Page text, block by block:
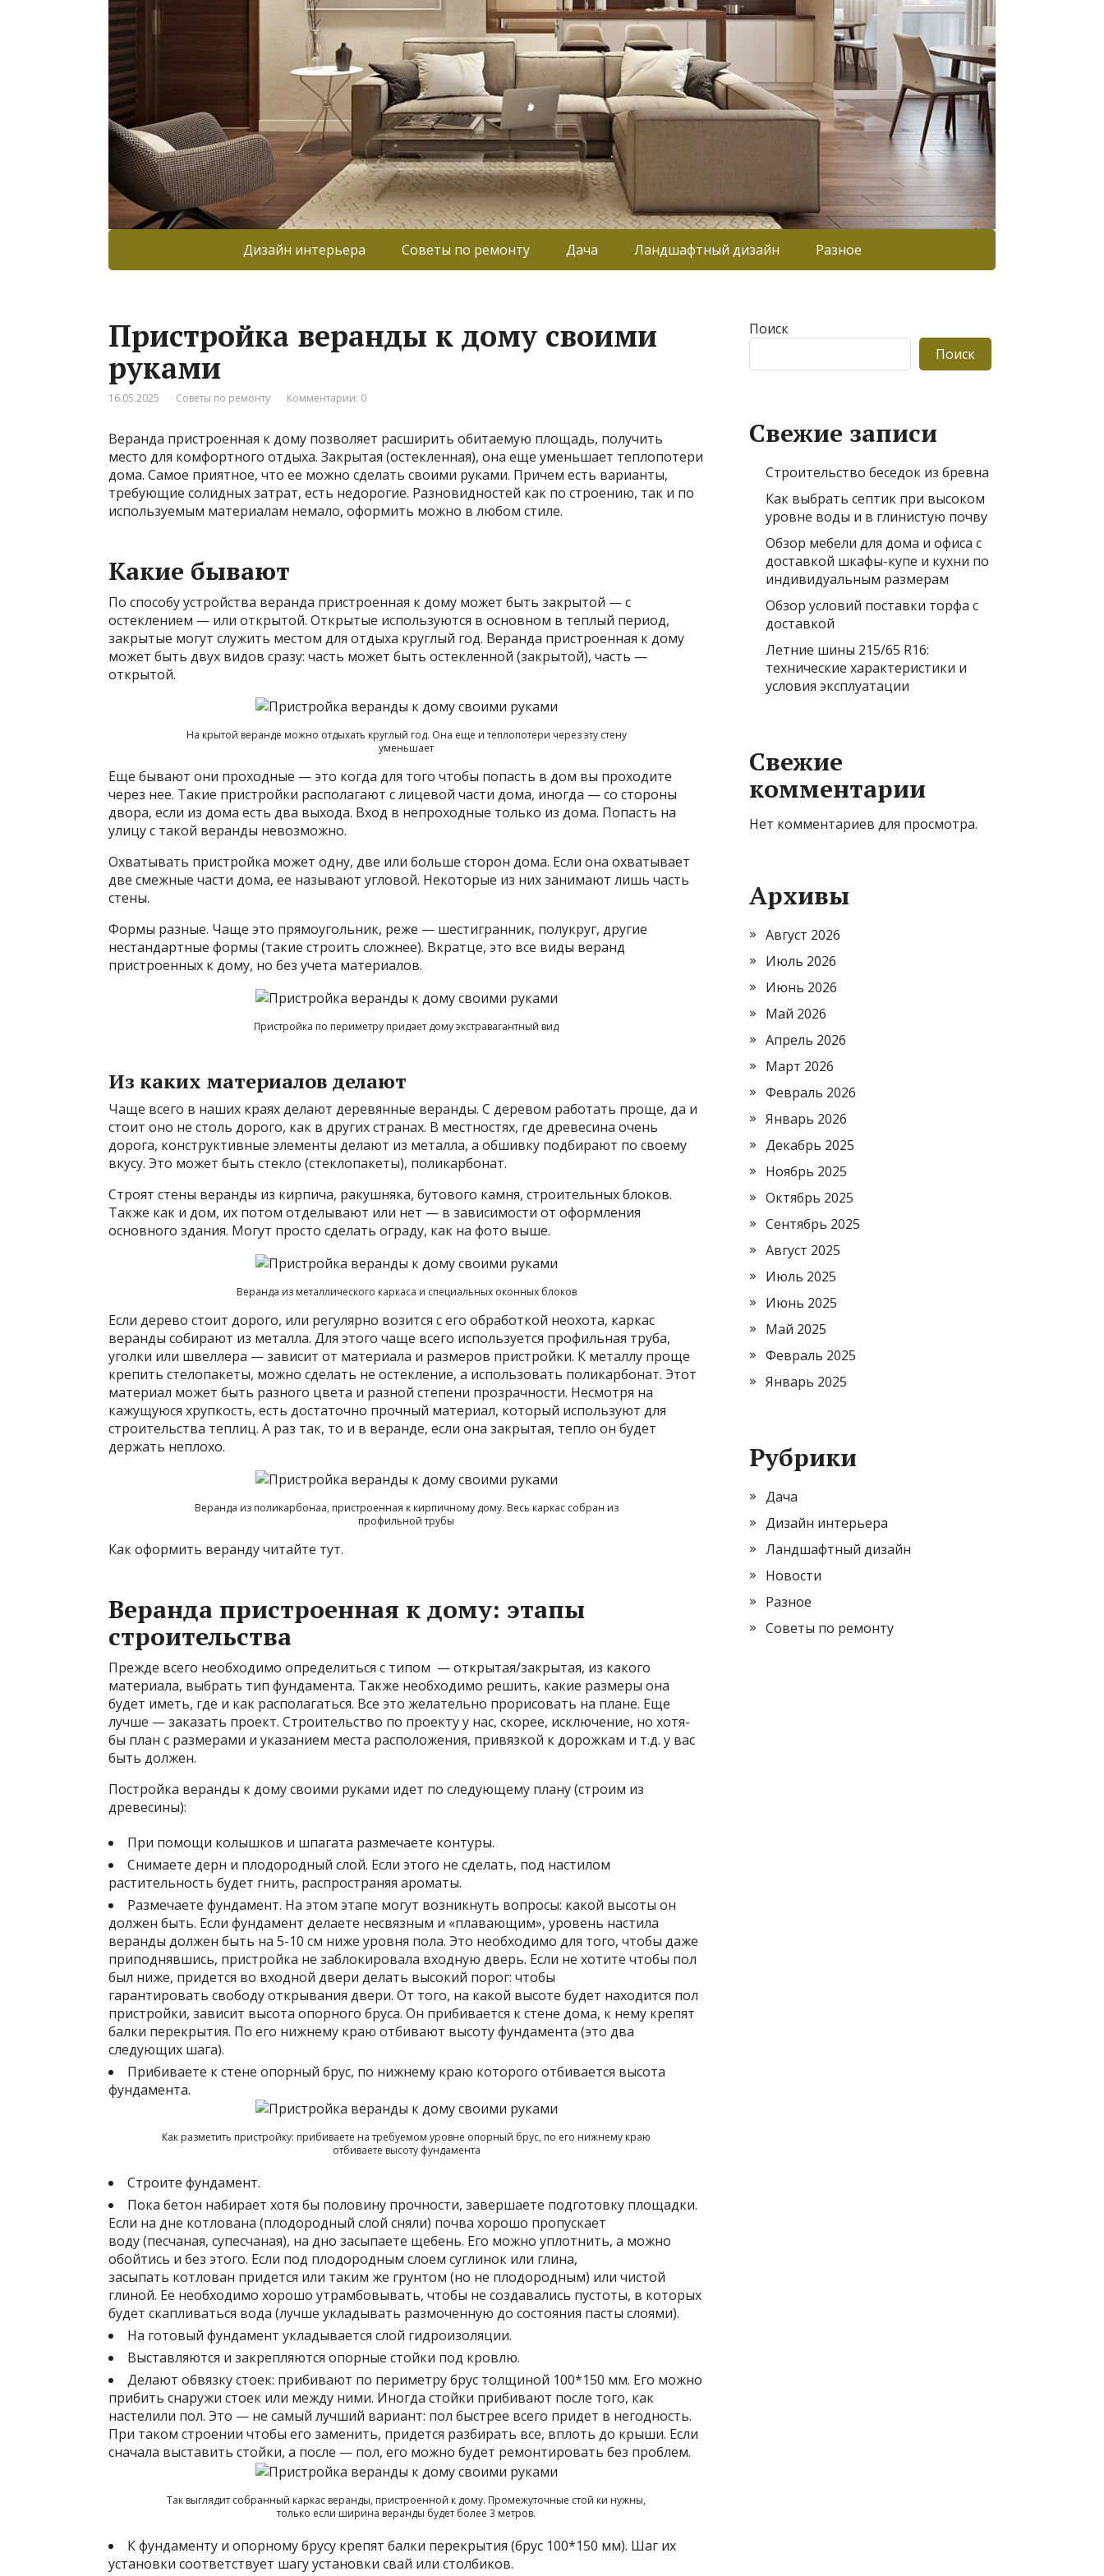
Дизайн интерьера Советы по ремонту Дача Ландшафтный дизайн Разное
Пристройка веранды к дому своими
руками
16.05.2025 Советы по ремонту Комментарии: 0
Веранда пристроенная к дому позволяет расширить обитаемую площадь, получить
место для комфортного отдыха. Закрытая (остекленная), она еще уменьшает теплопотери
дома. Самое приятное, что ее можно сделать своими руками. Причем есть варианты,
требующие солидных затрат, есть недорогие. Разновидностей как по строению, так и по
используемым материалам немало, оформить можно в любом стиле.
Какие бывают
По способу устройства веранда пристроенная к дому может быть закрытой — с
остеклением — или открытой. Открытые используются в основном в теплый период,
закрытые могут служить местом для отдыха круглый год. Веранда пристроенная к дому
может быть двух видов сразу: часть может быть остекленной (закрытой), часть —
открытой.
На крытой веранде можно отдыхать круглый год. Она еще и теплопотери через эту стену
уменьшает
Еще бывают они проходные — это когда для того чтобы попасть в дом вы проходите
через нее. Такие пристройки располагают с лицевой части дома, иногда — со стороны
двора, если из дома есть два выхода. Вход в непроходные только из дома. Попасть на
улицу с такой веранды невозможно.
Охватывать пристройка может одну, две или больше сторон дома. Если она охватывает
две смежные части дома, ее называют угловой. Некоторые из них занимают лишь часть
стены.
Формы разные. Чаще это прямоугольник, реже — шестигранник, полукруг, другие
нестандартные формы (такие строить сложнее). Вкратце, это все виды веранд
пристроенных к дому, но без учета материалов.
Пристройка по периметру придает дому экстравагантный вид
Из каких материалов делают
Чаще всего в наших краях делают деревянные веранды. С деревом работать проще, да и
стоит оно не столь дорого, как в других странах. В местностях, где древесина очень
дорога, конструктивные элементы делают из металла, а обшивку подбирают по своему
вкусу. Это может быть стекло (стеклопакеты), поликарбонат.
Строят стены веранды из кирпича, ракушняка, бутового камня, строительных блоков.
Также как и дом, их потом отделывают или нет — в зависимости от оформления
основного здания. Могут просто сделать ограду, как на фото выше.
Веранда из металлического каркаса и специальных оконных блоков
Если дерево стоит дорого, или регулярно возится с его обработкой неохота, каркас
веранды собирают из металла. Для этого чаще всего используется профильная труба,
уголки или швеллера — зависит от материала и размеров пристройки. К металлу проще
крепить стелопакеты, можно сделать не остекление, а использовать поликарбонат. Этот
материал может быть разного цвета и разной степени прозрачности. Несмотря на
кажущуюся хрупкость, есть достаточно прочный материал, который используют для
строительства теплиц. А раз так, то и в веранде, если она закрытая, тепло он будет
держать неплохо.
Веранда из поликарбонаа, пристроенная к кирпичному дому. Весь каркас собран из
профильной трубы
Как оформить веранду читайте тут.
Веранда пристроенная к дому: этапы
строительства
Прежде всего необходимо определиться с типом — открытая/закрытая, из какого
материала, выбрать тип фундамента. Также необходимо решить, какие размеры она
будет иметь, где и как располагаться. Все это желательно прорисовать на плане. Еще
лучше — заказать проект. Строительство по проекту у нас, скорее, исключение, но хотя-
бы план с размерами и указанием места расположения, привязкой к дорожкам и т.д. у вас
быть должен.
Постройка веранды к дому своими руками идет по следующему плану (строим из
древесины):
При помощи колышков и шпагата размечаете контуры.
Снимаете дерн и плодородный слой. Если этого не сделать, под настилом
растительность будет гнить, распространяя ароматы.
Размечаете фундамент. На этом этапе могут возникнуть вопросы: какой высоты он
должен быть. Если фундамент делаете несвязным и «плавающим», уровень настила
веранды должен быть на 5-10 см ниже уровня пола. Это необходимо для того, чтобы даже
приподнявшись, пристройка не заблокировала входную дверь. Если не хотите чтобы пол
был ниже, придется во входной двери делать высокий порог: чтобы
гарантировать свободу открывания двери. От того, на какой высоте будет находится пол
пристройки, зависит высота опорного бруса. Он прибивается к стене дома, к нему крепят
балки перекрытия. По его нижнему краю отбивают высоту фундамента (это два
следующих шага).
Прибиваете к стене опорный брус, по нижнему краю которого отбивается высота
фундамента.
Как разметить пристройку: прибиваете на требуемом уровне опорный брус, по его нижнему краю
отбиваете высоту фундамента
Строите фундамент.
Пока бетон набирает хотя бы половину прочности, завершаете подготовку площадки.
Если на дне котлована (плодородный слой сняли) почва хорошо пропускает
воду (песчаная, супесчаная), на дно засыпаете щебень. Его можно уплотнить, а можно
обойтись и без этого. Если под плодородным слоем суглинок или глина,
засыпать котлован придется или таким же грунтом (но не плодородным) или чистой
глиной. Ее необходимо хорошо утрамбовывать, чтобы не создавались пустоты, в которых
будет скапливаться вода (лучше укладывать размоченную до состояния пасты слоями).
На готовый фундамент укладывается слой гидроизоляции.
Выставляются и закрепляются опорные стойки под кровлю.
Делают обвязку стоек: прибивают по периметру брус толщиной 100*150 мм. Его можно
прибить снаружи стоек или между ними. Иногда стойки прибивают после того, как
настелили пол. Это — не самый лучший вариант: пол быстрее всего придет в негодность.
При таком строении чтобы его заменить, придется разбирать все, вплоть до крыши. Если
сначала выставить стойки, а после — пол, его можно будет ремонтировать без проблем.
Так выглядит собранный каркас веранды, пристроенной к дому. Промежуточные стой ки нужны,
только если ширина веранды будет более 3 метров.
К фундаменту и опорному брусу крепят балки перекрытия (брус 100*150 мм). Шаг их
установки соответствует шагу установки свай или столбиков.
Поиск
Поиск
Свежие записи
Строительство беседок из бревна
Как выбрать септик при высоком
уровне воды и в глинистую почву
Обзор мебели для дома и офиса с
доставкой шкафы-купе и кухни по
индивидуальным размерам
Обзор условий поставки торфа с
доставкой
Летние шины 215/65 R16:
технические характеристики и
условия эксплуатации
Свежие
комментарии
Нет комментариев для просмотра.
Архивы
Август 2026
Июль 2026
Июнь 2026
Май 2026
Апрель 2026
Март 2026
Февраль 2026
Январь 2026
Декабрь 2025
Ноябрь 2025
Октябрь 2025
Сентябрь 2025
Август 2025
Июль 2025
Июнь 2025
Май 2025
Февраль 2025
Январь 2025
Рубрики
Дача
Дизайн интерьера
Ландшафтный дизайн
Новости
Разное
Советы по ремонту